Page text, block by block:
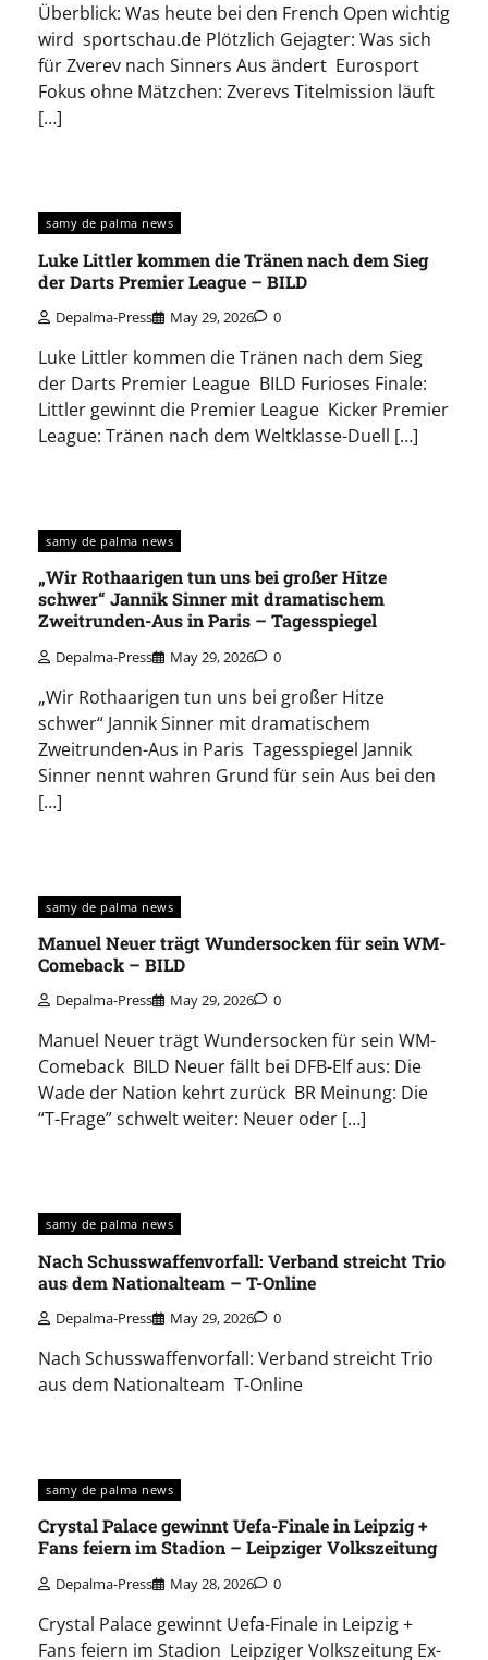
Überblick: Was heute bei den French Open wichtig
wird sportschau.de Plötzlich Gejagter: Was sich
für Zverev nach Sinners Aus ändert Eurosport
Fokus ohne Mätzchen: Zverevs Titelmission läuft
[…]
samy de palma news
Luke Littler kommen die Tränen nach dem Sieg
der Darts Premier League – BILD
Depalma-Press May 29, 2026 0
Luke Littler kommen die Tränen nach dem Sieg
der Darts Premier League BILD Furioses Finale:
Littler gewinnt die Premier League Kicker Premier
League: Tränen nach dem Weltklasse-Duell […]
samy de palma news
„Wir Rothaarigen tun uns bei großer Hitze
schwer“ Jannik Sinner mit dramatischem
Zweitrunden-Aus in Paris – Tagesspiegel
Depalma-Press May 29, 2026 0
„Wir Rothaarigen tun uns bei großer Hitze
schwer“ Jannik Sinner mit dramatischem
Zweitrunden-Aus in Paris Tagesspiegel Jannik
Sinner nennt wahren Grund für sein Aus bei den
[…]
samy de palma news
Manuel Neuer trägt Wundersocken für sein WM-
Comeback – BILD
Depalma-Press May 29, 2026 0
Manuel Neuer trägt Wundersocken für sein WM-
Comeback BILD Neuer fällt bei DFB-Elf aus: Die
Wade der Nation kehrt zurück BR Meinung: Die
“T-Frage” schwelt weiter: Neuer oder […]
samy de palma news
Nach Schusswaffenvorfall: Verband streicht Trio
aus dem Nationalteam – T-Online
Depalma-Press May 29, 2026 0
Nach Schusswaffenvorfall: Verband streicht Trio
aus dem Nationalteam T-Online
samy de palma news
Crystal Palace gewinnt Uefa-Finale in Leipzig +
Fans feiern im Stadion – Leipziger Volkszeitung
Depalma-Press May 28, 2026 0
Crystal Palace gewinnt Uefa-Finale in Leipzig +
Fans feiern im Stadion Leipziger Volkszeitung Ex-